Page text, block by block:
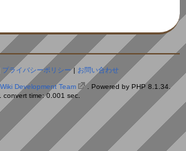
プライバシーポリシー| お問い合わせ
Development Team
. Powered by PHP 8.1.34.
convert time: 0.001 sec.